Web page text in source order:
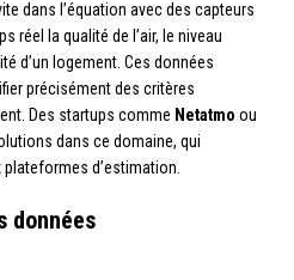
dans l’équation avec des capteurs
réel la qualité de l’air, le niveau
d’un logement. Ces données
précisément des critères
Des startups comme Netatmo ou
dans ce domaine, qui
plateformes d’estimation.
données